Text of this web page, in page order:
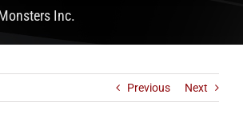
Inc.
Previous Next